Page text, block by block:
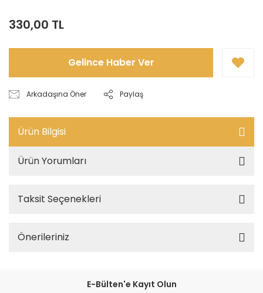
330,00 TL
Gelince Haber Ver
Arkadaşına Öner Paylaş
Ürün Bilgisi
Ürün Yorumları
Taksit Seçenekleri
Önerileriniz
E-Bülten'e Kayıt Olun